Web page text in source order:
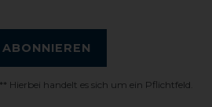
ABONNIEREN
** Hierbei handelt es sich um ein Pflichtfeld.